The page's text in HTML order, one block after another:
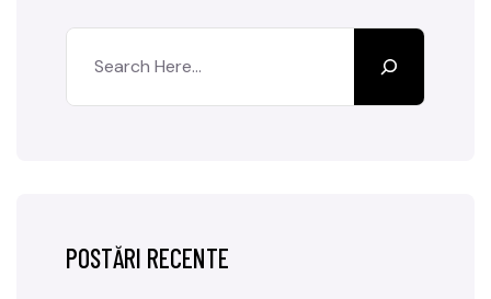
POSTĂRI RECENTE